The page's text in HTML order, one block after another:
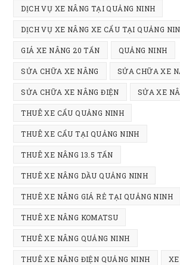
DỊCH VỤ XE NÂNG TẠI QUẢNG NINH
DỊCH VỤ XE NÂNG XE CẨU TẠI QUẢNG
GIÁ XE NÂNG 20 TẤN QUẢNG NINH
SỬA CHỮA XE NÂNG SỬA CHỮA XE
SỬA CHỮA XE NÂNG ĐIỆN SỬA XE
THUÊ XE CẨU QUẢNG NINH
THUÊ XE CẨU TẠI QUẢNG NINH
THUÊ XE NÂNG 13.5 TẤN
THUÊ XE NÂNG DẦU QUẢNG NINH
THUÊ XE NÂNG GIÁ RẺ TẠI QUẢNG NINH
THUÊ XE NÂNG KOMATSU
THUÊ XE NÂNG QUẢNG NINH
THUÊ XE NÂNG ĐIỆN QUẢNG NINH